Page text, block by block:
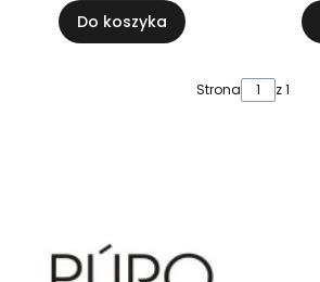
Do koszyka
Strona z 1